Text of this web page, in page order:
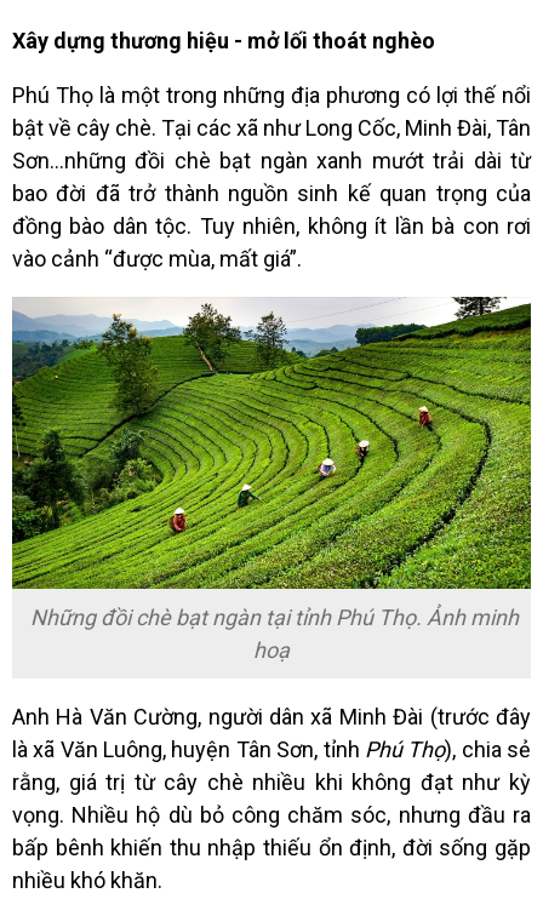
Xây dựng thương hiệu - mở lối thoát nghèo
Phú Thọ là một trong những địa phương có lợi thế nổi
bật về cây chè. Tại các xã như Long Cốc, Minh Đài, Tân
Sơn…những đồi chè bạt ngàn xanh mướt trải dài từ
bao đời đã trở thành nguồn sinh kế quan trọng của
đồng bào dân tộc. Tuy nhiên, không ít lần bà con rơi
vào cảnh “được mùa, mất giá”.
Những đồi chè bạt ngàn tại tỉnh Phú Thọ. Ảnh minh
hoạ
Anh Hà Văn Cường, người dân xã Minh Đài (trước đây
là xã Văn Luông, huyện Tân Sơn, tỉnh Phú Thọ), chia sẻ
rằng, giá trị từ cây chè nhiều khi không đạt như kỳ
vọng. Nhiều hộ dù bỏ công chăm sóc, nhưng đầu ra
bấp bênh khiến thu nhập thiếu ổn định, đời sống gặp
nhiều khó khăn.